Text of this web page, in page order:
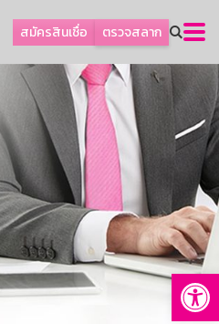
สมัครสินเชื่อ ตรวจสลาก